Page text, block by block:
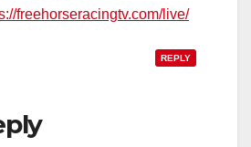
freehorseracingtv.com/live/
REPLY